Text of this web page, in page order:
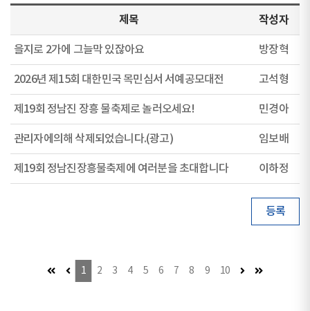
제목 작성자
을지로 2가에 그늘막 있잖아요 방장혁
2026년 제15회 대한민국 목민심서 서예공모대전 고석형
제19회 정남진 장흥 물축제로 놀러오세요! 민경아
관리자에의해 삭제되었습니다.(광고) 임보배
제19회 정남진장흥물축제에 여러분을 초대합니다 이하정
등록
첫 페이지 (이동불가)
이전 페이지 (이동불가)
1 2 3 4 5 6 7 8 9 10 다음 페이지마지막 페이